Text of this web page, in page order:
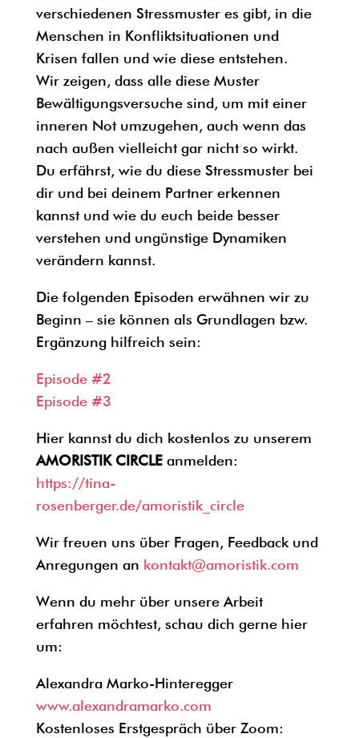
verschiedenen Stressmuster es gibt, in die
Menschen in Konfliktsituationen und
Krisen fallen und wie diese entstehen.
Wir zeigen, dass alle diese Muster
Bewältigungsversuche sind, um mit einer
inneren Not umzugehen, auch wenn das
nach außen vielleicht gar nicht so wirkt.
Du erfährst, wie du diese Stressmuster bei
dir und bei deinem Partner erkennen
kannst und wie du euch beide besser
verstehen und ungünstige Dynamiken
verändern kannst.
Die folgenden Episoden erwähnen wir zu
Beginn – sie können als Grundlagen bzw.
Ergänzung hilfreich sein:
Episode #2
Episode #3
Hier kannst du dich kostenlos zu unserem
AMORISTIK CIRCLEanmelden:
https://tina-
rosenberger.de/amoristik_circle
Wir freuen uns über Fragen, Feedback und
Anregungen an kontakt@amoristik.com
Wenn du mehr über unsere Arbeit
erfahren möchtest, schau dich gerne hier
um:
Alexandra Marko-Hinteregger
www.alexandramarko.com
Kostenloses Erstgespräch über Zoom: